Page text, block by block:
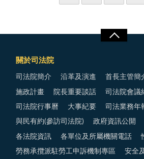
關於司法院
司法院簡介 沿革及演進 首長主管簡
施政計畫 院長重要談話 司法院會議
司法院行事曆 大事紀要 司法業務年
與民有約(參訪司法院) 政府資訊公開
各法院資訊 各單位及所屬機關電話
勞務承攬派駐勞工申訴機制專區 安全